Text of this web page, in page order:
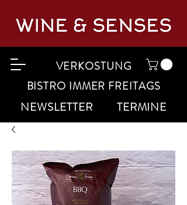
VERKOSTUNG
BISTRO IMMER FREITAGS
NEWSLETTER TERMINE